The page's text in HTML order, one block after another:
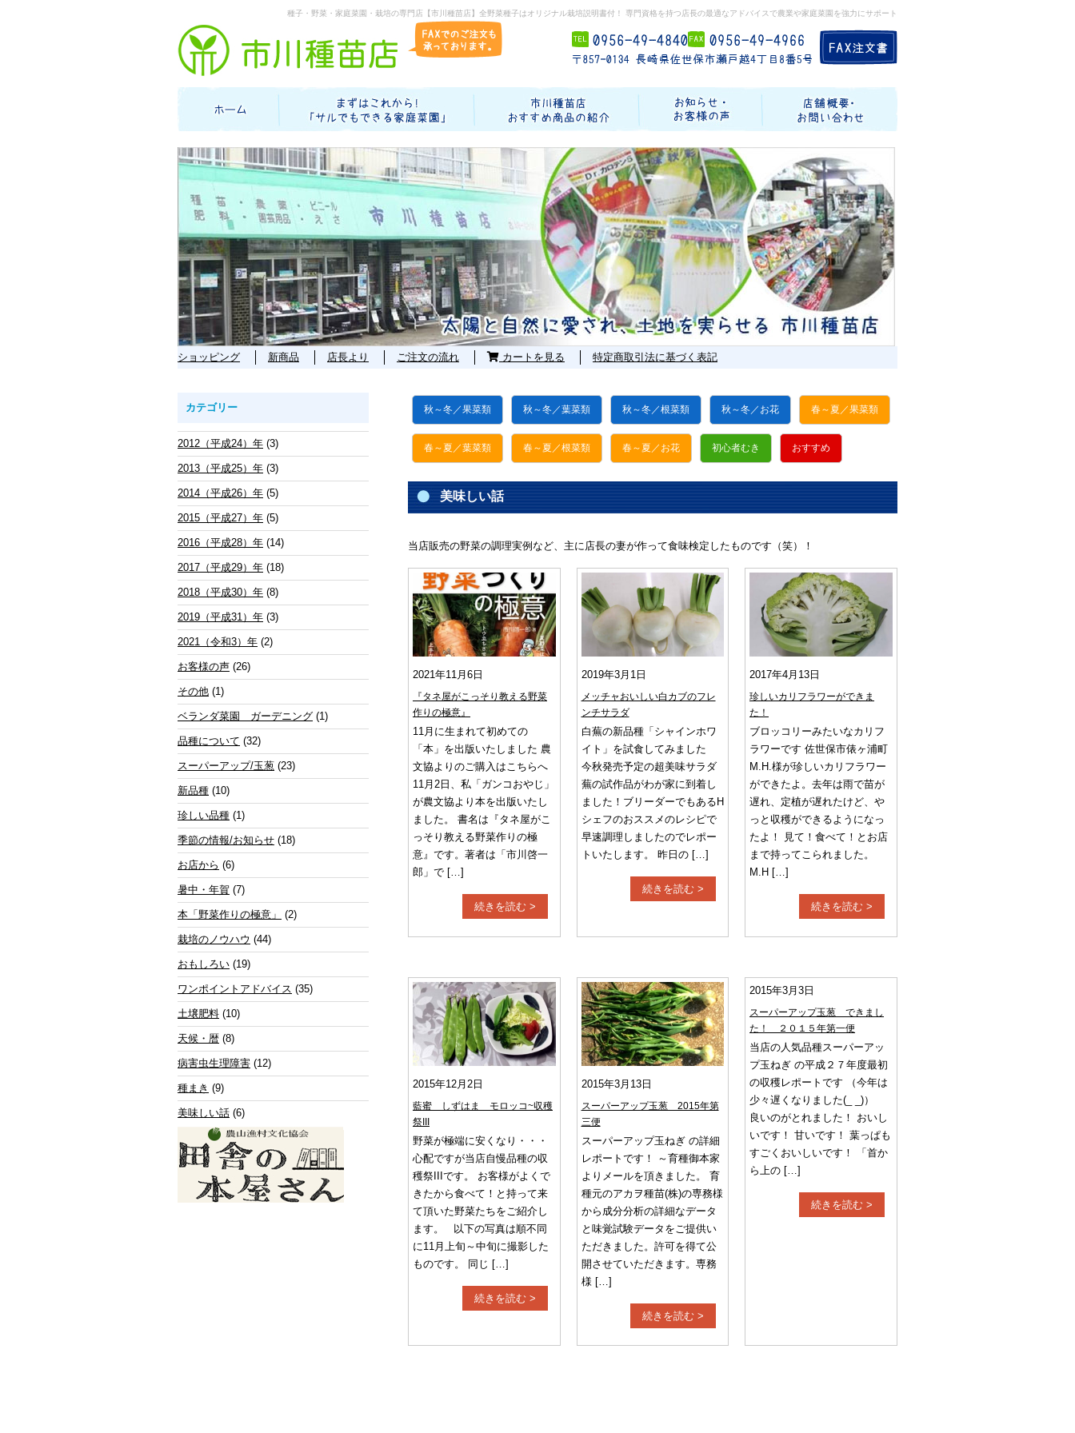
種子・野菜・家庭菜園・栽培の専門店【市川種苗店】全野菜種子はオリジナル栽培説明書付！ 専門資格を持つ店長の最適なアドバイスで農業や家庭菜園を強力にサポート
ショッピング 新商品 店長より ご注文の流れ カートを見る 特定商取引法に基づく表記
秋～冬／果菜類 秋～冬／葉菜類 秋～冬／根菜類 秋～冬／お花 春～夏／果菜類
春～夏／葉菜類 春～夏／根菜類 春～夏／お花 初心者むき おすすめ
美味しい話
当店販売の野菜の調理実例など、主に店長の妻が作って食味検定したものです（笑）！
2021年11月6日
『タネ屋がこっそり教える野菜
作りの極意』
11月に生まれて初めての
「本」を出版いたしました 農
文協よりのご購入はこちらへ
11月2日、私「ガンコおやじ」
が農文協より本を出版いたし
ました。 書名は『タネ屋がこ
っそり教える野菜作りの極
意』です。著者は「市川啓一
郎」で […]
続きを読む >
2019年3月1日
メッチャおいしい白カブのフレ
ンチサラダ
白蕪の新品種「シャインホワ
イト」を試食してみました
今秋発売予定の超美味サラダ
蕪の試作品がわが家に到着し
ました！ブリーダーでもあるH
シェフのおススメのレシピで
早速調理しましたのでレポー
トいたします。 昨日の […]
続きを読む >
2017年4月13日
珍しいカリフラワーができま
た！
ブロッコリーみたいなカリフ
ラワーです 佐世保市俵ヶ浦町
M.H.様が珍しいカリフラワー
ができたよ。去年は雨で苗が
遅れ、定植が遅れたけど、や
っと収穫ができるようになっ
たよ！ 見て！食べて！とお店
まで持ってこられました。
M.H […]
続きを読む >
2015年12月2日
藍蜜 しずはま モロッコ~収穫
祭III
野菜が極端に安くなり・・・
心配ですが当店自慢品種の収
穫祭IIIです。 お客様がよくで
きたから食べて！と持って来
て頂いた野菜たちをご紹介し
ます。 以下の写真は順不同
に11月上旬～中旬に撮影した
ものです。 同じ […]
続きを読む >
2015年3月13日
スーパーアップ玉葱 2015年第
三便
スーパーアップ玉ねぎ の詳細
レポートです！ ～育種御本家
よりメールを頂きました。 育
種元のアカヲ種苗(株)の専務様
から成分分析の詳細なデータ
と味覚試験データをご提供い
ただきました。許可を得て公
開させていただきます。専務
様 […]
続きを読む >
2015年3月3日
スーパーアップ玉葱 できまし
た！ ２０１５年第一便
当店の人気品種スーパーアッ
プ玉ねぎ の平成２７年度最初
の収穫レポートです （今年は
少々遅くなりました(_ _)）
良いのがとれました！ おいし
いです！ 甘いです！ 葉っぱも
すごくおいしいです！ 「首か
ら上の […]
続きを読む >
カテゴリー
2012（平成24）年 (3)
2013（平成25）年 (3)
2014（平成26）年 (5)
2015（平成27）年 (5)
2016（平成28）年 (14)
2017（平成29）年 (18)
2018（平成30）年 (8)
2019（平成31）年 (3)
2021（令和3）年 (2)
お客様の声 (26)
その他 (1)
ベランダ菜園 ガーデニング (1)
品種について (32)
スーパーアップ/玉葱 (23)
新品種 (10)
珍しい品種 (1)
季節の情報/お知らせ (18)
お店から (6)
暑中・年賀 (7)
本「野菜作りの極意」 (2)
栽培のノウハウ (44)
おもしろい (19)
ワンポイントアドバイス (35)
土壌肥料 (10)
天候・暦 (8)
病害虫生理障害 (12)
種まき (9)
美味しい話 (6)